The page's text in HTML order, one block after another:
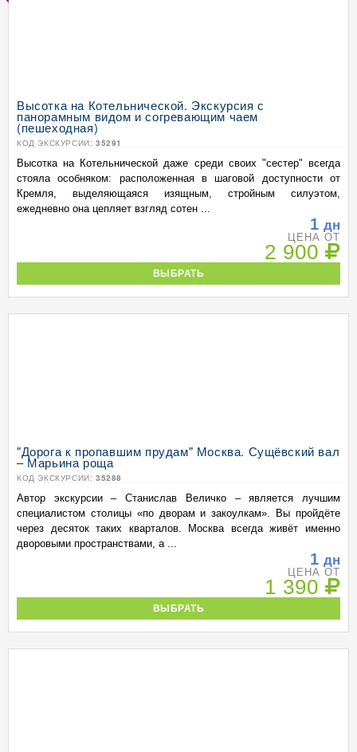
Высотка на Котельнической. Экскурсия с
панорамным видом и согревающим чаем
(пешеходная)
КОД ЭКСКУРСИИ: 35291
Высотка на Котельнической даже среди своих "сестер" всегда
стояла особняком: расположенная в шаговой доступности от
Кремля, выделяющаяся изящным, стройным силуэтом,
ежедневно она цепляет взгляд сотен ...
1 дн
ЦЕНА ОТ
2 900
ВЫБРАТЬ
"Дорога к пропавшим прудам" Москва. Сущёвский вал
– Марьина роща
КОД ЭКСКУРСИИ: 35288
Автор экскурсии – Станислав Величко – является лучшим
специалистом столицы «по дворам и закоулкам». Вы пройдёте
через десяток таких кварталов. Москва всегда живёт именно
дворовыми пространствами, а ...
1 дн
ЦЕНА ОТ
1 390
ВЫБРАТЬ